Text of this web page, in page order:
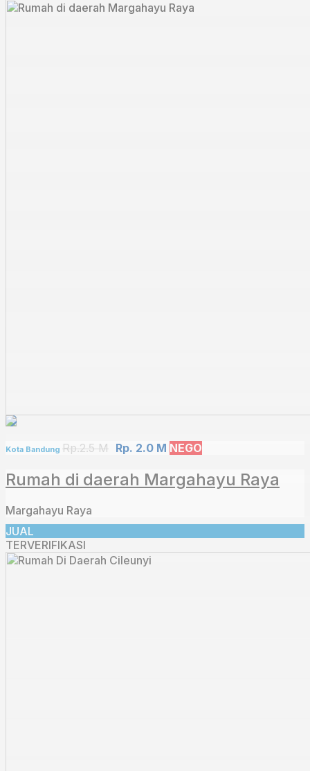
Kota Bandung Rp.2.5 M Rp. 2.0 M NEGO
Rumah di daerah Margahayu Raya
Margahayu Raya
JUAL
TERVERIFIKASI